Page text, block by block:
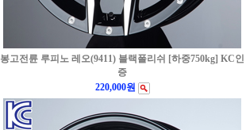
봉고전륜 루피노 레오(9411) 블랙폴리쉬 [하중750kg] KC인
증
220,000원